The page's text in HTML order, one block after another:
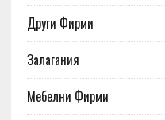
Други Фирми
Залагания
Мебелни Фирми